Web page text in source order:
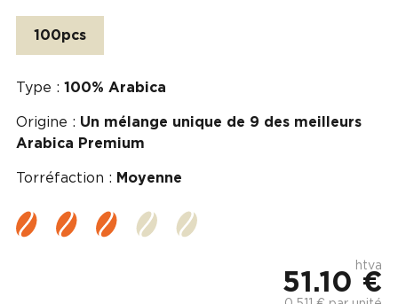
100pcs
Type : 100% Arabica
Origine : Un mélange unique de 9 des meilleurs
Arabica Premium
Torréfaction : Moyenne
htva
51.10 €